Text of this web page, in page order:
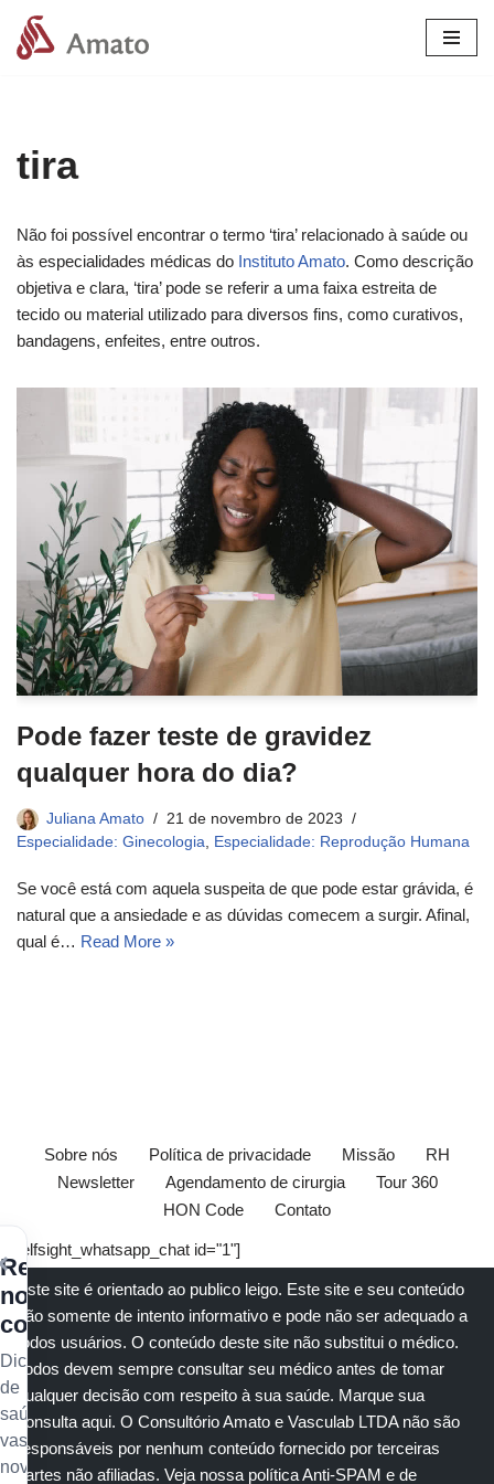
Pular
tira
Não foi possível encontrar o termo ‘tira’ relacionado à saúde ou
às especialidades médicas do Instituto Amato. Como descrição
objetiva e clara, ‘tira’ pode se referir a uma faixa estreita de
tecido ou material utilizado para diversos fins, como curativos,
bandagens, enfeites, entre outros.
Pode fazer teste de gravidez
qualquer hora do dia?
Juliana Amato
21 de novembro de 2023
Especialidade: Ginecologia, Especialidade: Reprodução Humana
Se você está com aquela suspeita de que pode estar grávida, é
natural que a ansiedade e as dúvidas comecem a surgir. Afinal,
qual é… Read More »
Sobre nós Política de privacidade Missão
RH
Newsletter
Agendamento de cirurgia
Tour 360
HON Code
Contato
[elfsight_whatsapp_chat id="1"]
Este site é orientado ao publico leigo. Este site e seu conteúdo
são somente de intento informativo e pode não ser adequado a
todos usuários. O conteúdo deste site não substitui o médico.
Todos devem sempre consultar seu médico antes de tomar
qualquer decisão com respeito à sua saúde. Marque sua
consulta aqui. O Consultório Amato e Vasculab LTDA não são
responsáveis por nenhum conteúdo fornecido por terceiras
partes não afiliadas. Veja nossa política Anti-SPAM e de
Receba
nossos
conteúdos
Dicas
de
saúde
vascular,
novidades